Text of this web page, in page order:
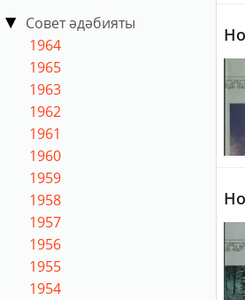
Совет әдәбияты
1964
1965
1963
1962
1961
1960
1959
1958
1957
1956
1955
1954